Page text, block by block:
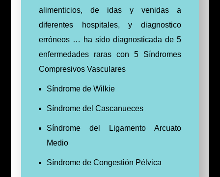
alimenticios, de idas y venidas a
diferentes hospitales, y diagnostico
erróneos … ha sido diagnosticada de 5
enfermedades raras con 5 Síndromes
Compresivos Vasculares
Síndrome de Wilkie
Síndrome del Cascanueces
Síndrome del Ligamento Arcuato
Medio
Síndrome de Congestión Pélvica